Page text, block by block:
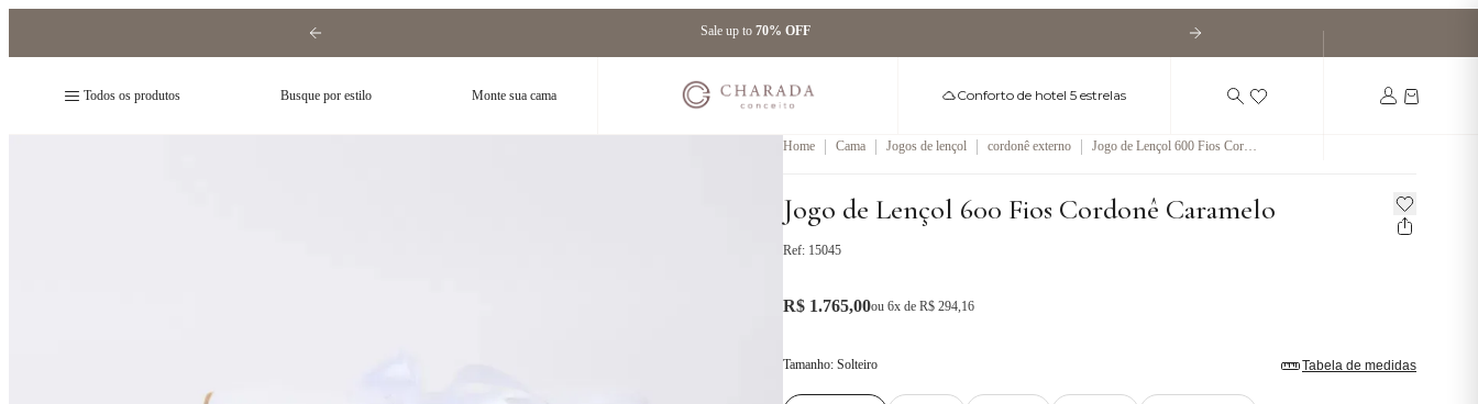
Sale up to 70% OFF
Todos os produtos Busque por estilo Monte sua cama Conforto de hotel 5 estrelas
Home | Cama | Jogos de lençol | cordonê externo |
Jogo de Lençol 600 Fios Cordo
Jogo de Lençol 600 Fios Cordonê Caramelo
Ref: 15045
R$ 1.765,00ou 6x de R$ 294,16
Tamanho: Solteiro Tabela de medidas